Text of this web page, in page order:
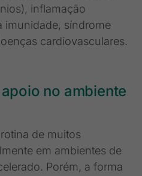
inflamação
imunidade, síndrome
cardiovasculares.
no ambiente
de muitos
em ambientes de
Porém, a forma